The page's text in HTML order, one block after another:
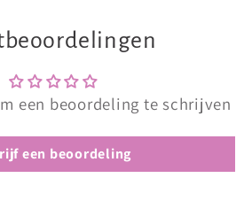
een beoordeling te schrijven
een beoordeling